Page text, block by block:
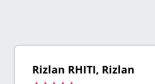
Rizlan RHITI, Rizlan